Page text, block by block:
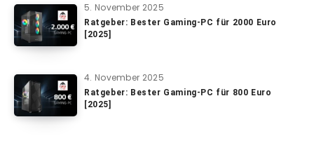
5. November 2025
Ratgeber: Bester Gaming-PC für 2000 Euro
[2025]
4. November 2025
Ratgeber: Bester Gaming-PC für 800 Euro
[2025]